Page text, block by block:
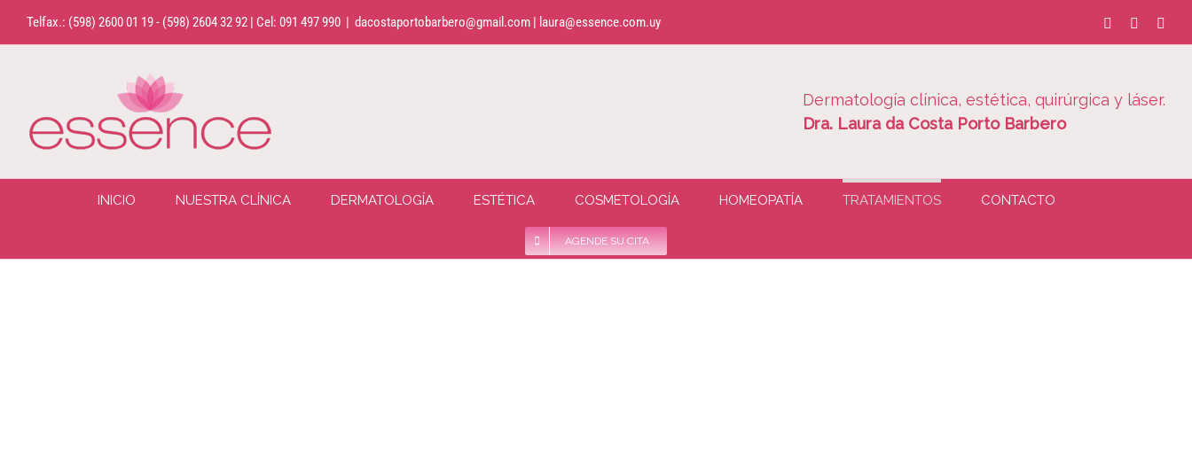
contenido
Telfax.: (598) 2600 01 19 - (598) 2604 32 92 | Cel: 091 497 990 | dacostaportobarbero@gmail.com | laura@essence.com.uy FacebookInstagram
Dermatología clínica, estética, quirúrgica y láser.
Dra. Laura da Costa Porto Barbero
INICIO NUESTRA CLÍNICA DERMATOLOGÍA ESTÉTICA COSMETOLOGÍA HOMEOPATÍA TRATAMIENTOS CONTACTO
AGENDE SU CITA